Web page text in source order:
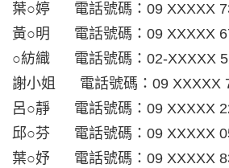
葉○婷 電話號碼：09 XXXXX
黃○明 電話號碼：09 XXXXX
○紡織 電話號碼：02-XXXXX
謝小姐 電話號碼：09 XXXXX
呂○靜 電話號碼：09 XXXXX
邱○芬 電話號碼：09 XXXXX
葉○妤 電話號碼：09 XXXXX